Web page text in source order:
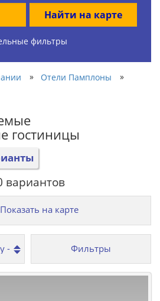
Найти на карте
фильтры
» Отели Памплоны
»
гостиницы
вариантов
Показать на карте
Фильтры